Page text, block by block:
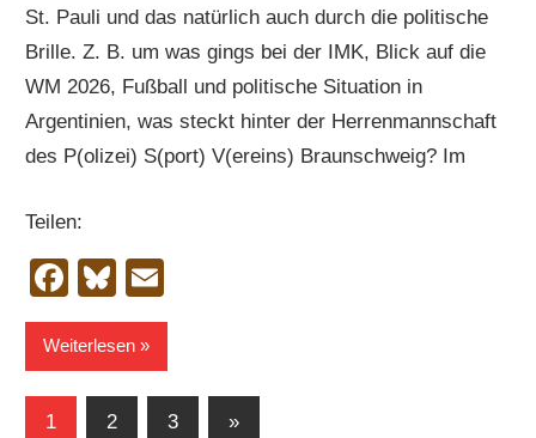
St. Pauli und das natürlich auch durch die politische
Brille. Z. B. um was gings bei der IMK, Blick auf die
WM 2026, Fußball und politische Situation in
Argentinien, was steckt hinter der Herrenmannschaft
des P(olizei) S(port) V(ereins) Braunschweig? Im
Teilen:
Facebook
Bluesky
Weiterlesen
Seitennummerierung
1 2 3
Nächste
»